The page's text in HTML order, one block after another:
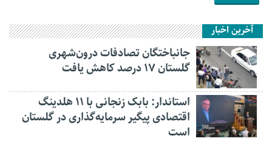
آخرین اخبار
جانباختگان تصادفات درون‌شهری
گلستان ۱۷ درصد کاهش یافت
استاندار: بابک زنجانی با ۱۱ هلدینگ
اقتصادی پیگیر سرمایه‌گذاری در گلستان
است